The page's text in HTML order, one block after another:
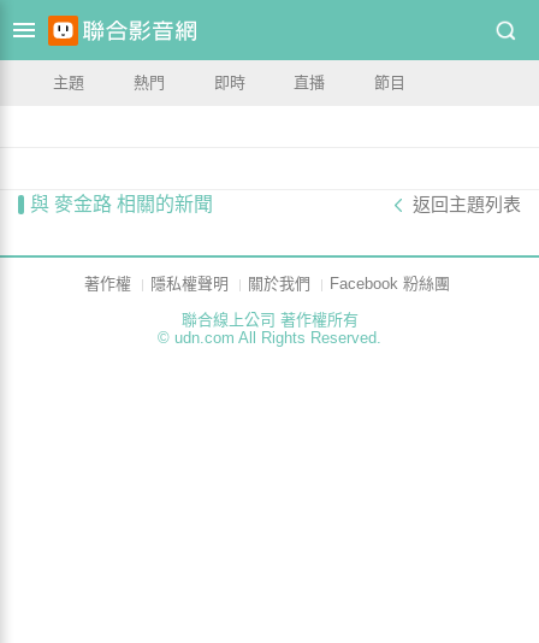
主題 熱門 即時 直播 節目
與 麥金路 相關的新聞 返回主題列表
著作權 隱私權聲明 關於我們
Facebook 粉絲團
聯合線上公司 著作權所有
© udn.com All Rights Reserved.